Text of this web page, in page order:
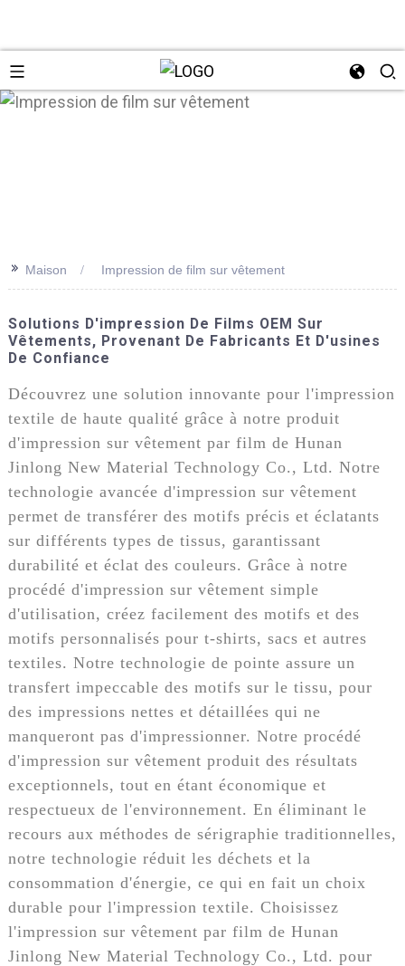
>> Maison Impression de film sur vêtement
Solutions D'impression De Films OEM Sur
Vêtements, Provenant De Fabricants Et D'usines
De Confiance
Découvrez une solution innovante pour l'impression
textile de haute qualité grâce à notre produit
d'impression sur vêtement par film de Hunan
Jinlong New Material Technology Co., Ltd. Notre
technologie avancée d'impression sur vêtement
permet de transférer des motifs précis et éclatants
sur différents types de tissus, garantissant
durabilité et éclat des couleurs. Grâce à notre
procédé d'impression sur vêtement simple
d'utilisation, créez facilement des motifs et des
motifs personnalisés pour t-shirts, sacs et autres
textiles. Notre technologie de pointe assure un
transfert impeccable des motifs sur le tissu, pour
des impressions nettes et détaillées qui ne
manqueront pas d'impressionner. Notre procédé
d'impression sur vêtement produit des résultats
exceptionnels, tout en étant économique et
respectueux de l'environnement. En éliminant le
recours aux méthodes de sérigraphie traditionnelles,
notre technologie réduit les déchets et la
consommation d'énergie, ce qui en fait un choix
durable pour l'impression textile. Choisissez
l'impression sur vêtement par film de Hunan
Jinlong New Material Technology Co., Ltd. pour